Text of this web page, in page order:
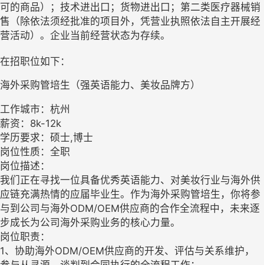
可的商品）；技术进出口；货物进出口；第二类医疗器械销
售（除依法须经批准的项目外，凭营业执照依法自主开展经
营活动）。企业当前经营状态为存续。
在招职位如下：
海外采购管培生（强英语能力、美妆品牌方）
工作城市：杭州
薪资：8k-12k
学历要求：硕士,博士
岗位性质：全职
岗位描述：
我们正在寻找一位具备优秀英语能力、对美妆行业与海外供
应链充满热情的应届毕业生。作为海外采购管培生，你将参
与到公司与海外ODM/OEM供应商的合作全流程中，未来逐
步成长为公司海外采购业务的核心力量。
岗位职责：
1、协助海外ODM/OEM供应商的开发、评估与关系维护，